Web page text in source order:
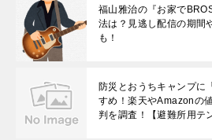
福山雅治の『お家で
法は？見逃し配信の期間
も！
防災とおうちキャンプに
すめ！楽天やAmazonの
判を調査！【避難所用テ